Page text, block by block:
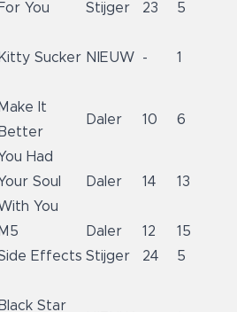
For You Stijger 23 5
Kitty Sucker NIEUW - 1
Make It
Better
Daler 10 6
Had
Soul
You
Daler 14 13
M5 Daler 12
15
Effects Stijger 24 5
Black Star